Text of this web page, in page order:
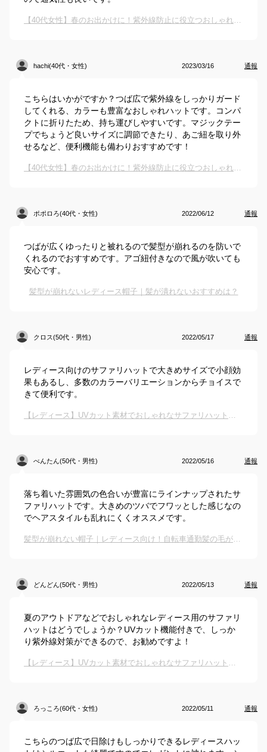
【40代女性】春のお出かけに！紫外線防止に役立つおしゃれなハットのおすすめは？
hachi(40代・女性) 2023/03/16 通報
こちらはいかがですか？つば広で紫外線をしっかりガード
してくれる、カラーも豊富なおしゃれハットです。コンパ
クトに折りたため、持ち運びしやすいです。マジックテー
プでちょうど良いサイズに調節できたり、あご紐を取り外
せるなど、便利機能も備わりおすすめです！
【40代女性】春のお出かけに！紫外線防止に役立つおしゃれなハットのおすすめは？
ポポロろ(40代・女性) 2022/06/12 通報
つばが広くゆったりと被れるので髪型が崩れるのを防いで
くれるのでおすすめです。アゴ紐付きなので風が吹いても
安心です。
髪型が崩れないレディース帽子｜髪が潰れないおすすめは？
クロス(50代・男性) 2022/05/17 通報
レディース向けのサファリハットで大きめサイズで小顔効
果もあるし、多数のカラーバリエーションからチョイスで
きて便利です。
【レディース】UVカット素材でおしゃれなサファリハットを教えて！
べんたん(50代・男性) 2022/05/16 通報
落ち着いた雰囲気の色合いが豊富にラインナップされたサ
ファリハットです。大きめのツバでフワッとした感じなの
でヘアスタイルも乱れにくくオススメです。
髪型が崩れない帽子｜レディース向け！自転車通勤髪の毛がぺたんこにならない夏用ハットのおすすめは？
どんどん(50代・男性) 2022/05/13 通報
夏のアウトドアなどでおしゃれなレディース用のサファリ
ハットはどうでしょうか？UVカット機能付きで、しっか
り紫外線対策ができるので、お勧めですよ！
【レディース】UVカット素材でおしゃれなサファリハットを教えて！
ろっころ(60代・女性) 2022/05/11 通報
こちらのつば広で日除けもしっかりできるレディースハッ